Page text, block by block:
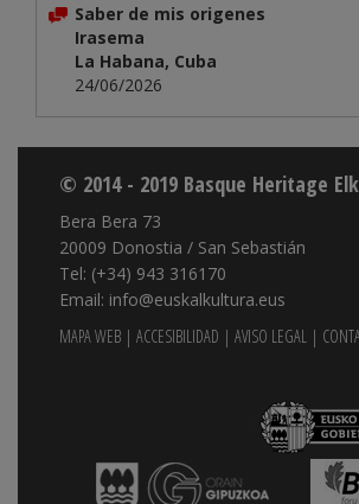
Saber de mis origenes
Irasema
La Habana, Cuba
24/06/2026
© 2014 - 2019 Basque Heritage
Bera Bera 73
20009 Donostia / San Sebastián
Tel: (+34) 943 316170
Email: info@euskalkultura.eus
MAPA WEB | ACCESIBILIDAD | AVISO LEGAL |